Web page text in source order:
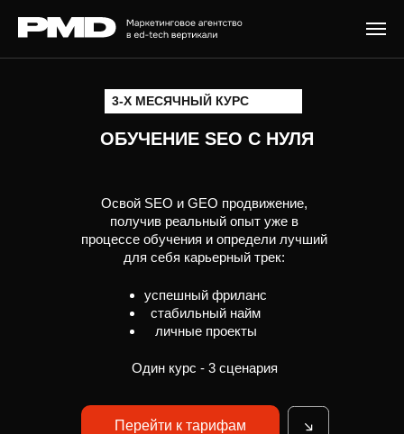
ОБУЧЕНИЕ SEO С НУЛЯ
3-Х МЕСЯЧНЫЙ КУРС
Перейти к тарифам
Один курс - 3 сценария
Освой SEO и GEO продвижение,
получив реальный опыт уже в
процессе обучения и определи лучший
для себя карьерный трек:
успешный фриланс
стабильный найм
личные проекты